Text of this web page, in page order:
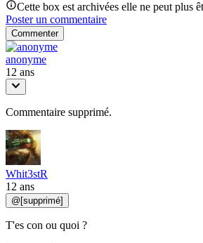
Cette box est archivées elle ne peut plus
Poster un commentaire
Commenter
anonyme
12 ans
Commentaire supprimé.
Whit3stR
12 ans
@[supprimé]
T'es con ou quoi ?